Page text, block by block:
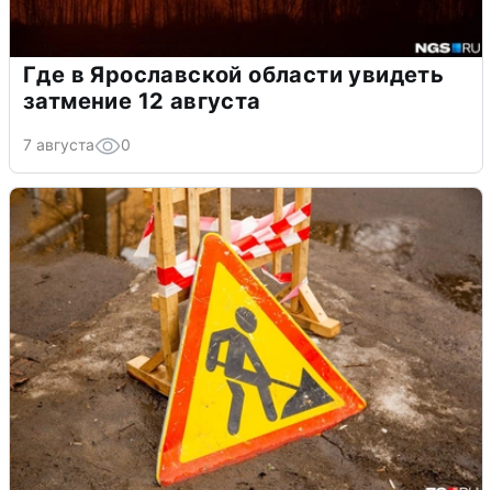
Где в Ярославской области увидеть
затмение 12 августа
7 августа 0